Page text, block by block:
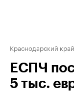
Краснодарский край
ЕСПЧ
5 тыс.